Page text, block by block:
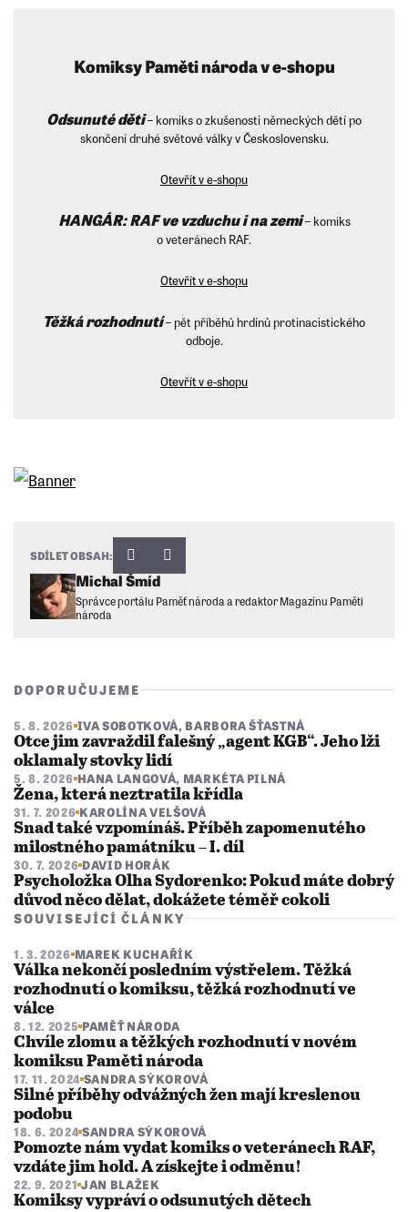
Komiksy Paměti národa v e-shopu
Odsunuté děti– komiks o zkušenosti německých dětí po
skončení druhé světové války v Československu.
Otevřít v e-shopu
HANGÁR: RAF ve vzduchu i na zemi– komiks
o veteránech RAF.
Otevřít v e-shopu
Těžká rozhodnutí– pět příběhů hrdinů protinacistického
odboje.
Otevřít v e-shopu
Michal Šmíd
Správce portálu Paměť národa a redaktor Magazínu Paměti
národa
SDÍLET OBSAH:
DOPORUČUJEME
5. 8. 2026 IVA SOBOTKOVÁ, BARBORA ŠŤASTNÁ
Otce jim zavraždil falešný „agent KGB“. Jeho lži
oklamaly stovky lidí
5. 8. 2026 HANA LANGOVÁ, MARKÉTA PILNÁ
Žena, která neztratila křídla
31. 7. 2026 KAROLÍNA VELŠOVÁ
Snad také vzpomínáš. Příběh zapomenutého
milostného památníku – I. díl
30. 7. 2026 DAVID HORÁK
Psycholožka Olha Sydorenko: Pokud máte dobrý
důvod něco dělat, dokážete téměř cokoli
SOUVISEJÍCÍ ČLÁNKY
1. 3. 2026 MAREK KUCHAŘÍK
Válka nekončí posledním výstřelem. Těžká
rozhodnutí o komiksu, těžká rozhodnutí ve
válce
8. 12. 2025 PAMĚŤ NÁRODA
Chvíle zlomu a těžkých rozhodnutí v novém
komiksu Paměti národa
17. 11. 2024 SANDRA SÝKOROVÁ
Silné příběhy odvážných žen mají kreslenou
podobu
18. 6. 2024 SANDRA SÝKOROVÁ
Pomozte nám vydat komiks o veteránech RAF,
vzdáte jim hold. A získejte i odměnu!
22. 9. 2021 JAN BLAŽEK
Komiksy vypráví o odsunutých dětech